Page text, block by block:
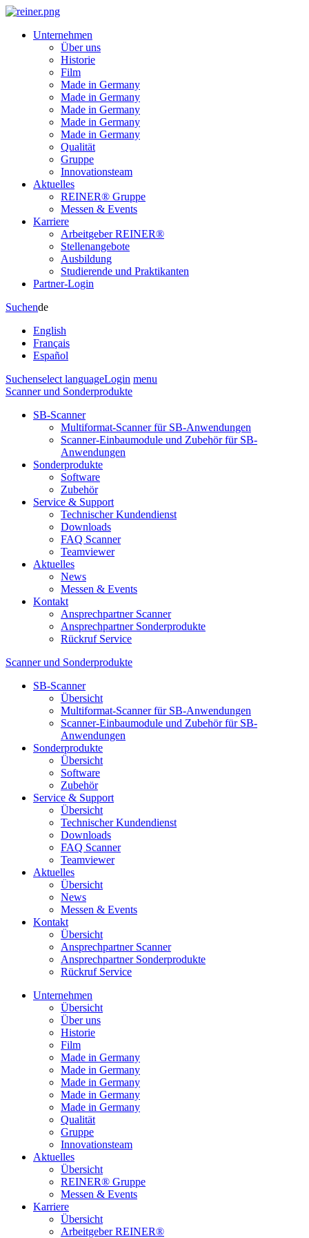
Unternehmen
Über uns
Historie
Film
Made in Germany
Made in Germany
Made in Germany
Made in Germany
Made in Germany
Qualität
Gruppe
Innovationsteam
Aktuelles
REINER® Gruppe
Messen & Events
Karriere
Arbeitgeber REINER®
Stellenangebote
Ausbildung
Studierende und Praktikanten
Partner-Login
Suchende
English
Français
Español
Suchenselect languageLogin menu
Scanner und Sonderprodukte
SB-Scanner
Multiformat-Scanner für SB-Anwendungen
Scanner-Einbaumodule und Zubehör für SB-
Anwendungen
Sonderprodukte
Software
Zubehör
Service & Support
Technischer Kundendienst
Downloads
FAQ Scanner
Teamviewer
Aktuelles
News
Messen & Events
Kontakt
Ansprechpartner Scanner
Ansprechpartner Sonderprodukte
Rückruf Service
Scanner und Sonderprodukte
SB-Scanner
Übersicht
Multiformat-Scanner für SB-Anwendungen
Scanner-Einbaumodule und Zubehör für SB-
Anwendungen
Sonderprodukte
Übersicht
Software
Zubehör
Service & Support
Übersicht
Technischer Kundendienst
Downloads
FAQ Scanner
Teamviewer
Aktuelles
Übersicht
News
Messen & Events
Kontakt
Übersicht
Ansprechpartner Scanner
Ansprechpartner Sonderprodukte
Rückruf Service
Unternehmen
Übersicht
Über uns
Historie
Film
Made in Germany
Made in Germany
Made in Germany
Made in Germany
Made in Germany
Qualität
Gruppe
Innovationsteam
Aktuelles
Übersicht
REINER® Gruppe
Messen & Events
Karriere
Übersicht
Arbeitgeber REINER®